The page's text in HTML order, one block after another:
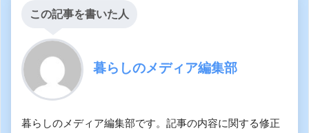
この記事を書いた人
暮らしのメディア編集部
暮らしのメディア編集部です。記事の内容に関する修正